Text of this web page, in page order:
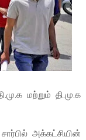
மற்றும் தி.மு.க
அக்கட்சியின்